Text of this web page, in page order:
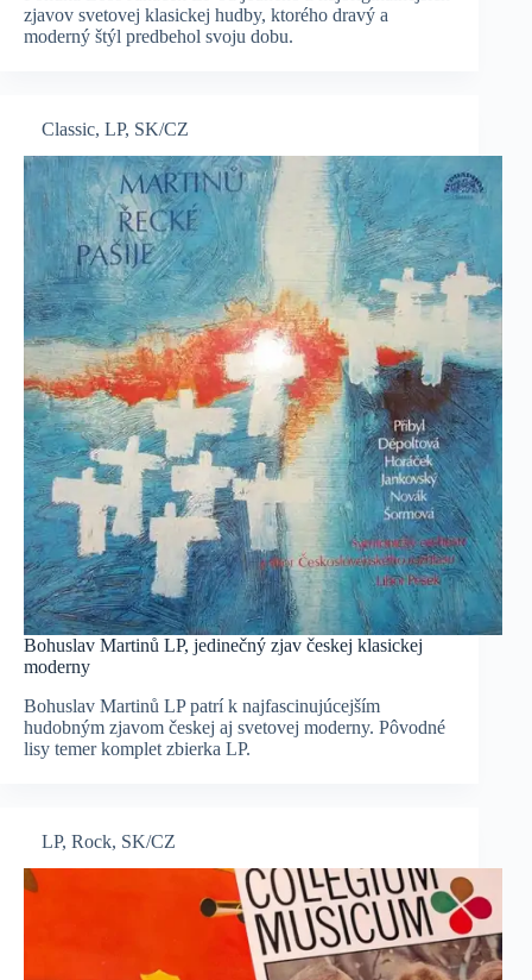
zjavov svetovej klasickej hudby, ktorého dravý a
moderný štýl predbehol svoju dobu.
Classic, LP, SK/CZ
Bohuslav Martinů LP, jedinečný zjav českej klasickej
moderny
Bohuslav Martinů LP patrí k najfascinujúcejším
hudobným zjavom českej aj svetovej moderny. Pôvodné
lisy temer komplet zbierka LP.
LP, Rock, SK/CZ